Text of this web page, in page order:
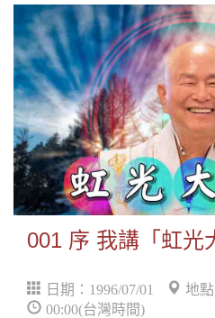
001 序 我講「虹光
日期：1996/07/01
地
00:00(台灣時間)